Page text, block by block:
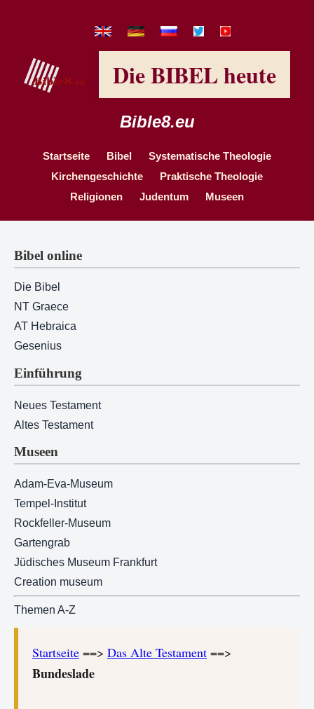
Die BIBEL heute
Bible8.eu
Startseite Bibel
Systematische Theologie
Kirchengeschichte
Praktische Theologie
Religionen
Judentum Museen
Bibel online
Die Bibel
NT Graece
AT Hebraica
Gesenius
Einführung
Neues Testament
Altes Testament
Museen
Adam-Eva-Museum
Tempel-Institut
Rockfeller-Museum
Gartengrab
Jüdisches Museum Frankfurt
Creation museum
Themen A-Z
Startseite ==> Das Alte Testament ==>
Bundeslade